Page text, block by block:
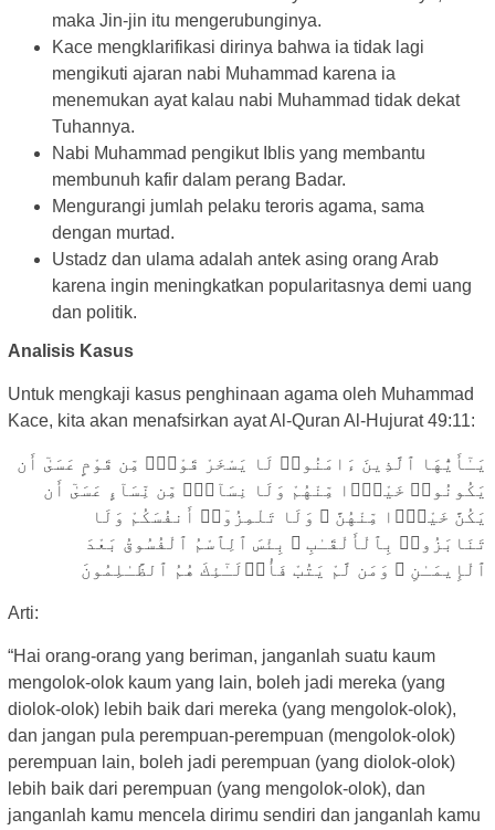
maka Jin-jin itu mengerubunginya.
Kace mengklarifikasi dirinya bahwa ia tidak lagi
mengikuti ajaran nabi Muhammad karena ia
menemukan ayat kalau nabi Muhammad tidak dekat
Tuhannya.
Nabi Muhammad pengikut Iblis yang membantu
membunuh kafir dalam perang Badar.
Mengurangi jumlah pelaku teroris agama, sama
dengan murtad.
Ustadz dan ulama adalah antek asing orang Arab
karena ingin meningkatkan popularitasnya demi uang
dan politik.
Analisis Kasus
Untuk mengkaji kasus penghinaan agama oleh Muhammad
Kace, kita akan menafsirkan ayat Al-Quran Al-Hujurat 49:11:
يَـٰٓأَيُّهَا ٱلَّذِينَ ءَامَنُوا۟ لَا يَسْخَرْ قَوْمٌۭ مِّن قَوْمٍ عَسَىٰٓ أَن
يَكُونُوا۟ خَيْرًۭا مِّنْهُمْ وَلَا نِسَآءٌۭ مِّن نِّسَآءٍ عَسَىٰٓ أَن
يَكُنَّ خَيْرًۭا مِّنْهُنَّ ۖ وَلَا تَلْمِزُوٓا۟ أَنفُسَكُمْ وَلَا
تَنَابَزُوا۟ بِٱلْأَلْقَـٰبِ ۖ بِئْسَ ٱلِٱسْمُ ٱلْفُسُوقُ بَعْدَ
ٱلْإِيمَـٰنِ ۚ وَمَن لَّمْ يَتُبْ فَأُو۟لَـٰٓئِكَ هُمُ ٱلظَّـٰلِمُونَ
Arti:
“Hai orang-orang yang beriman, janganlah suatu kaum
mengolok-olok kaum yang lain, boleh jadi mereka (yang
diolok-olok) lebih baik dari mereka (yang mengolok-olok),
dan jangan pula perempuan-perempuan (mengolok-olok)
perempuan lain, boleh jadi perempuan (yang diolok-olok)
lebih baik dari perempuan (yang mengolok-olok), dan
janganlah kamu mencela dirimu sendiri dan janganlah kamu